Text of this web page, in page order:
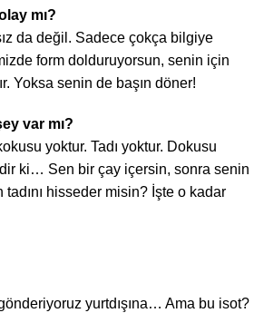
mı?
da değil. Sadece çokça bilgiye
form dolduruyorsun, senin için
Yoksa senin de başın döner!
var mı?
yoktur. Tadı yoktur. Dokusu
ki… Sen bir çay içersin, sonra senin
hisseder misin? İşte o kadar
yurtdışına… Ama bu isot?